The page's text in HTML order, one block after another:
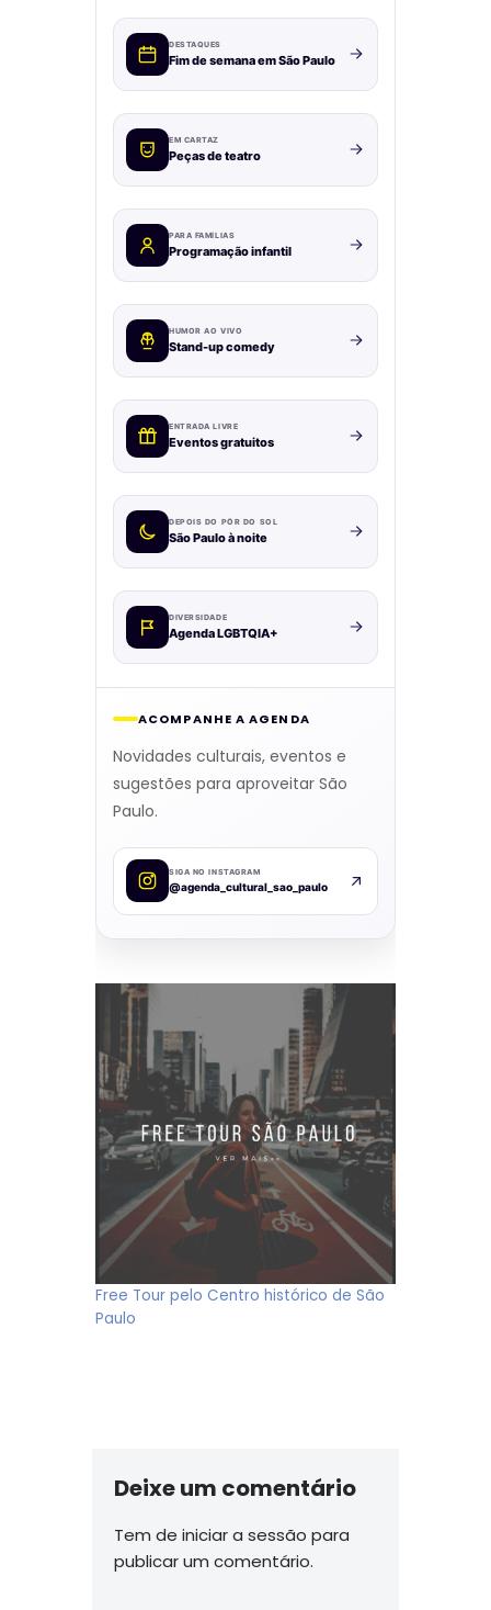
DESTAQUES
Fim de semana em São Paulo
EM CARTAZ
Peças de teatro
PARA FAMÍLIAS
Programação infantil
HUMOR AO VIVO
Stand-up comedy
ENTRADA LIVRE
Eventos gratuitos
DEPOIS DO PÔR DO SOL
São Paulo à noite
DIVERSIDADE
Agenda LGBTQIA+
ACOMPANHE A AGENDA
Novidades culturais, eventos e
sugestões para aproveitar São
Paulo.
SIGA NO INSTAGRAM
@agenda_cultural_sao_paulo
Free Tour pelo Centro histórico de São
Paulo
Deixe um comentário
Tem de iniciar a sessão para
publicar um comentário.